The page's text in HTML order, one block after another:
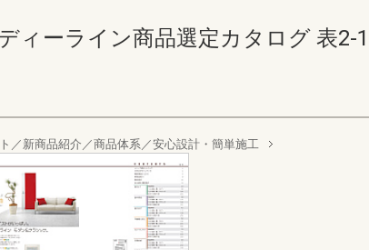
ィーライン商品選定カタログ 表2-
／新商品紹介／商品体系／安心設計・簡単施工